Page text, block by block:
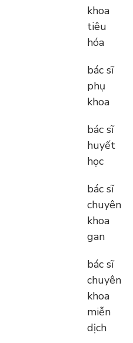
khoa
tiêu
hóa
bác sĩ
phụ
khoa
bác sĩ
huyết
học
bác sĩ
chuyên
khoa
gan
bác sĩ
chuyên
khoa
miễn
dịch